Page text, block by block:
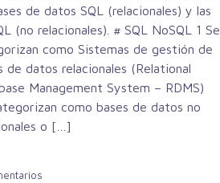
de datos SQL (relacionales) y las
(no relacionales). # SQL NoSQL 1 Se
como Sistemas de gestión de
de datos relacionales (Relational
Management System – RDMS)
como bases de datos no
o […]